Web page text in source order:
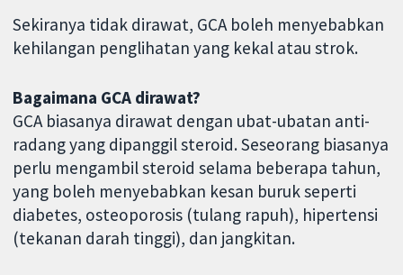
Sekiranya tidak dirawat, GCA boleh menyebabkan
kehilangan penglihatan yang kekal atau strok.
Bagaimana GCA dirawat?
GCA biasanya dirawat dengan ubat-ubatan anti-
radang yang dipanggil steroid. Seseorang biasanya
perlu mengambil steroid selama beberapa tahun,
yang boleh menyebabkan kesan buruk seperti
diabetes, osteoporosis (tulang rapuh), hipertensi
(tekanan darah tinggi), dan jangkitan.